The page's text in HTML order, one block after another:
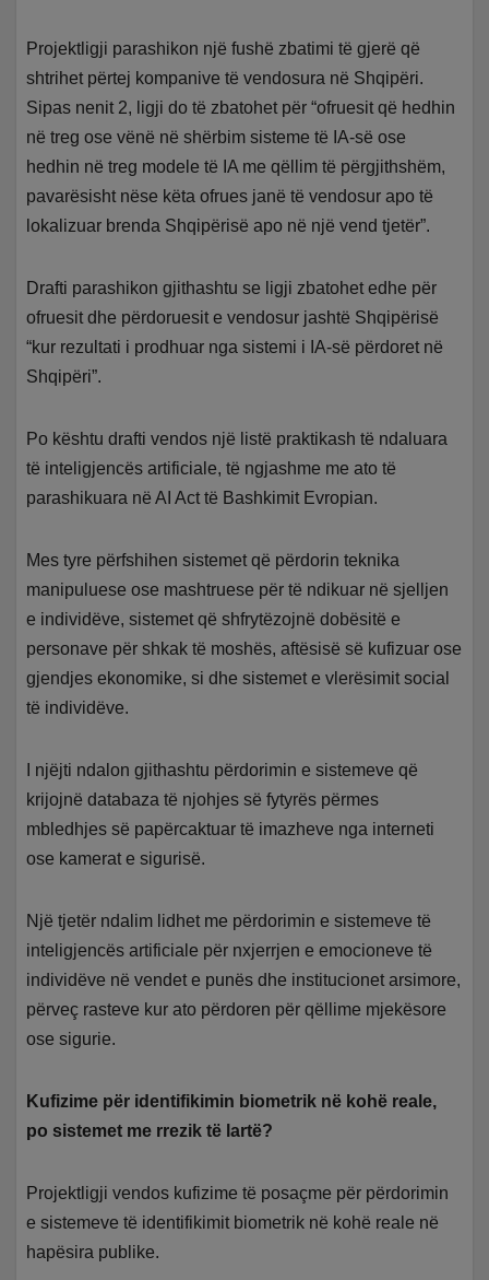
Projektligji parashikon një fushë zbatimi të gjerë që
shtrihet përtej kompanive të vendosura në Shqipëri.
Sipas nenit 2, ligji do të zbatohet për “ofruesit që hedhin
në treg ose vënë në shërbim sisteme të IA-së ose
hedhin në treg modele të IA me qëllim të përgjithshëm,
pavarësisht nëse këta ofrues janë të vendosur apo të
lokalizuar brenda Shqipërisë apo në një vend tjetër”.
Drafti parashikon gjithashtu se ligji zbatohet edhe për
ofruesit dhe përdoruesit e vendosur jashtë Shqipërisë
“kur rezultati i prodhuar nga sistemi i IA-së përdoret në
Shqipëri”.
Po kështu drafti vendos një listë praktikash të ndaluara
të inteligjencës artificiale, të ngjashme me ato të
parashikuara në AI Act të Bashkimit Evropian.
Mes tyre përfshihen sistemet që përdorin teknika
manipuluese ose mashtruese për të ndikuar në sjelljen
e individëve, sistemet që shfrytëzojnë dobësitë e
personave për shkak të moshës, aftësisë së kufizuar ose
gjendjes ekonomike, si dhe sistemet e vlerësimit social
të individëve.
I njëjti ndalon gjithashtu përdorimin e sistemeve që
krijojnë databaza të njohjes së fytyrës përmes
mbledhjes së papërcaktuar të imazheve nga interneti
ose kamerat e sigurisë.
Një tjetër ndalim lidhet me përdorimin e sistemeve të
inteligjencës artificiale për nxjerrjen e emocioneve të
individëve në vendet e punës dhe institucionet arsimore,
përveç rasteve kur ato përdoren për qëllime mjekësore
ose sigurie.
Kufizime për identifikimin biometrik në kohë reale,
po sistemet me rrezik të lartë?
Projektligji vendos kufizime të posaçme për përdorimin
e sistemeve të identifikimit biometrik në kohë reale në
hapësira publike.